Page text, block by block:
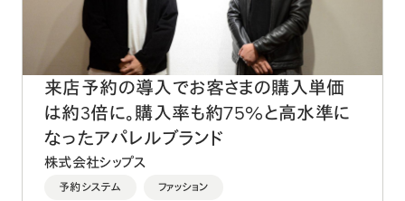
来店予約の導入でお客さまの購入単価
は約3倍に。購入率も約75%と高水準に
なったアパレルブランド
株式会社シップス
予約システム ファッション